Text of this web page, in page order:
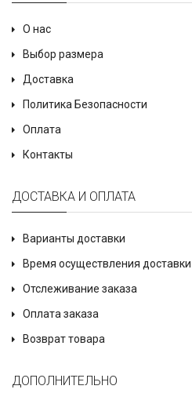
О нас
Выбор размера
Доставка
Политика Безопасности
Оплата
Контакты
ДОСТАВКА И ОПЛАТА
Варианты доставки
Время осуществления доставки
Отслеживание заказа
Оплата заказа
Возврат товара
ДОПОЛНИТЕЛЬНО